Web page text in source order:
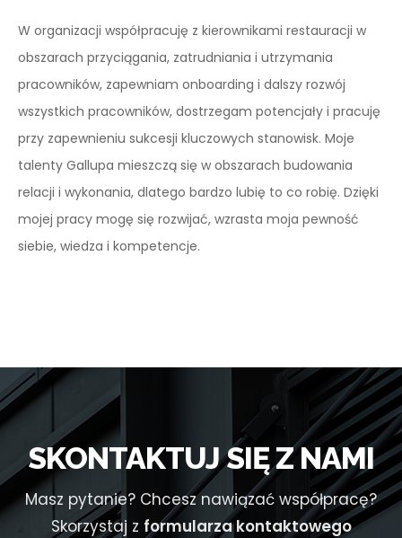
W organizacji współpracuję z kierownikami restauracji w
obszarach przyciągania, zatrudniania i utrzymania
pracowników, zapewniam onboarding i dalszy rozwój
wszystkich pracowników, dostrzegam potencjały i pracuję
przy zapewnieniu sukcesji kluczowych stanowisk. Moje
talenty Gallupa mieszczą się w obszarach budowania
relacji i wykonania, dlatego bardzo lubię to co robię. Dzięki
mojej pracy mogę się rozwijać, wzrasta moja pewność
siebie, wiedza i kompetencje.
SKONTAKTUJ SIĘ Z NAMI
Masz pytanie? Chcesz nawiązać współpracę?
Skorzystaj z formularza kontaktowego